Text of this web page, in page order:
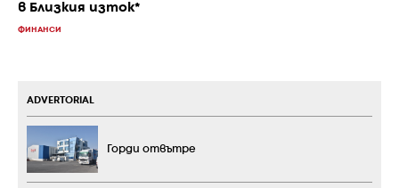
в Близкия изток*
ФИНАНСИ
ADVERTORIAL
Горди отвътре